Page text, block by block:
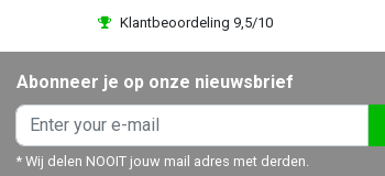
Klantbeoordeling 9,5/10
Abonneer je op onze nieuwsbrief
* Wij delen NOOIT jouw mail adres met derden.